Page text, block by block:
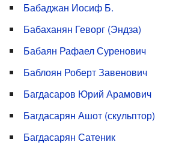
Бабаджан Иосиф Б.
Бабаханян Геворг (Эндза)
Бабаян Рафаел Суренович
Баблоян Роберт Завенович
Багдасаров Юрий Арамович
Багдасарян Ашот (скульптор)
Багдасарян Сатеник